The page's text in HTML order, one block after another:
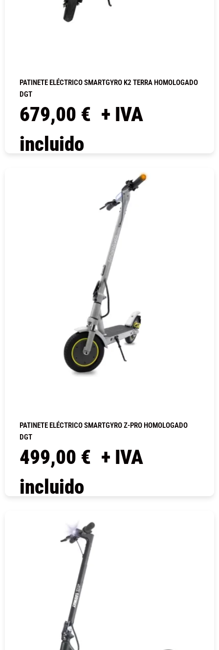
PATINETE ELÉCTRICO SMARTGYRO K2 TERRA HOMOLOGADO
DGT
679,00 € + IVA
incluido
PATINETE ELÉCTRICO SMARTGYRO Z-PRO HOMOLOGADO
DGT
499,00 € + IVA
incluido